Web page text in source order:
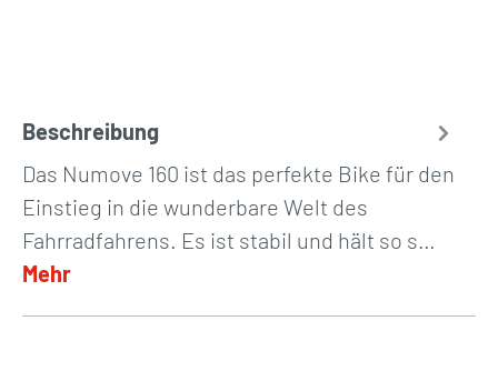
Beschreibung
Das Numove 160 ist das perfekte Bike für den
Einstieg in die wunderbare Welt des
Fahrradfahrens. Es ist stabil und hält so s…
Mehr